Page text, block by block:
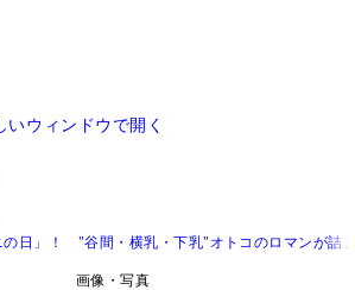
いウィンドウで開く
の日」！ "谷間・横乳・下乳"オトコのロマンが詰
画像・写真